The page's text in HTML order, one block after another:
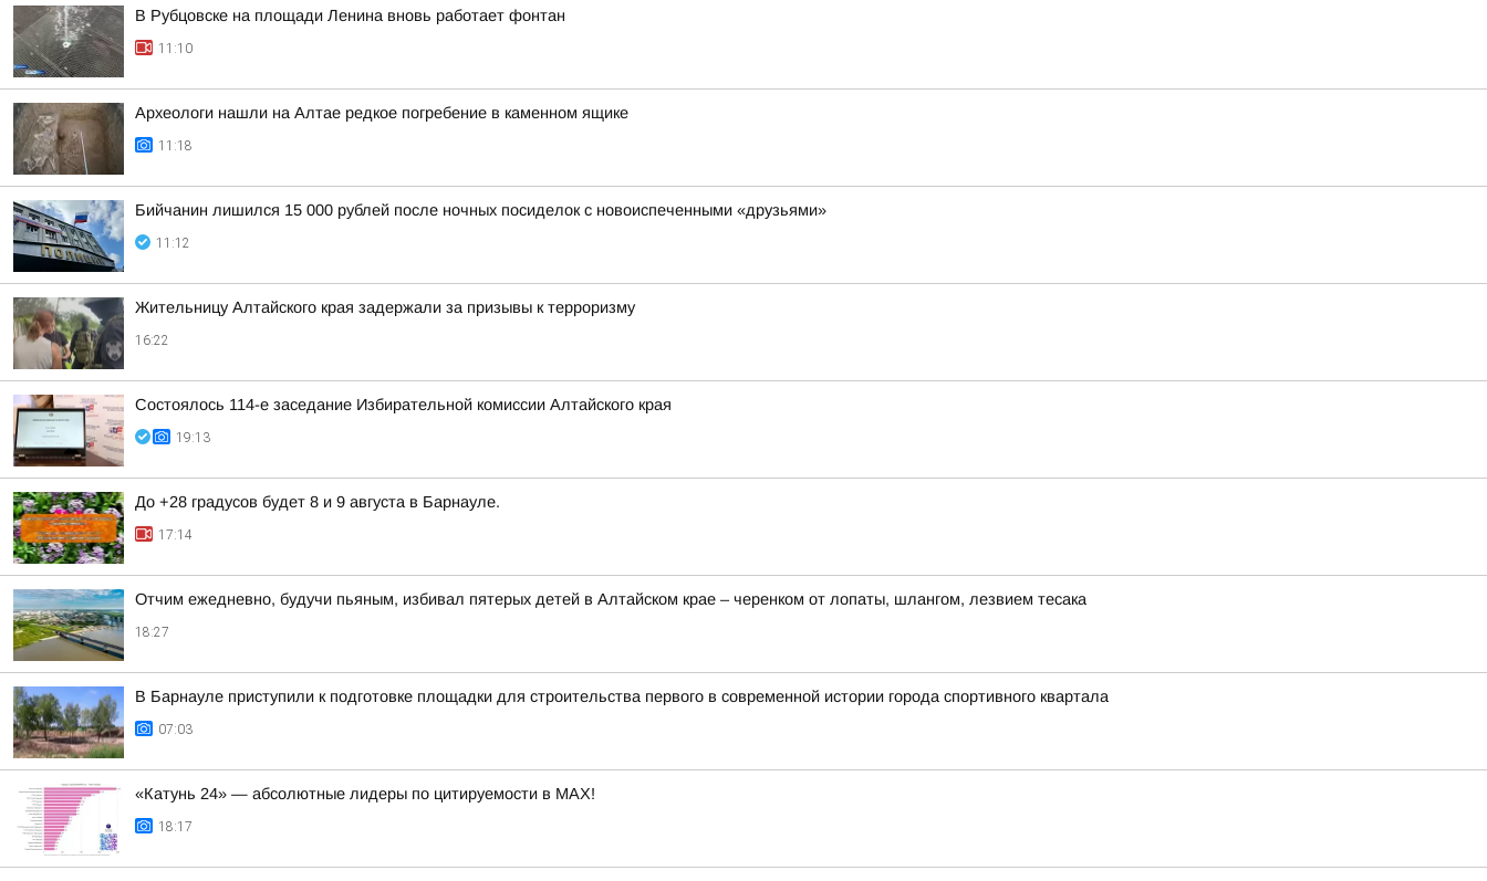
В Рубцовске на площади Ленина вновь работает фонтан
11:10
Археологи нашли на Алтае редкое погребение в каменном ящике
11:18
Бийчанин лишился 15 000 рублей после ночных посиделок с новоиспеченными «друзьями»
11:12
Жительницу Алтайского края задержали за призывы к терроризму
16:22
Состоялось 114-е заседание Избирательной комиссии Алтайского края
19:13
До +28 градусов будет 8 и 9 августа в Барнауле.
17:14
Отчим ежедневно, будучи пьяным, избивал пятерых детей в Алтайском крае – черенком от лопаты, шлангом, лезвием тесака
18:27
В Барнауле приступили к подготовке площадки для строительства первого в современной истории города спортивного квартала
07:03
«Катунь 24» — абсолютные лидеры по цитируемости в MAX!
18:17